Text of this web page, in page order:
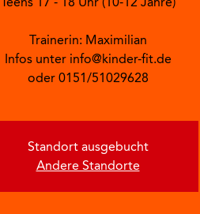
Trainerin: Maximilian
Infos unter info@kinder-fit.de
oder 0151/51029628
Standort ausgebucht
Andere Standorte